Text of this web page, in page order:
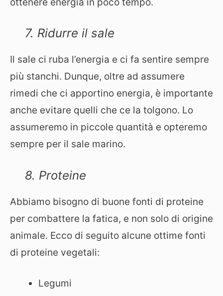
7. Ridurre il sale
Il sale ci ruba l’energia e ci fa sentire sempre
più stanchi. Dunque, oltre ad assumere
rimedi che ci apportino energia, è importante
anche evitare quelli che ce la tolgono. Lo
assumeremo in piccole quantità e opteremo
sempre per il sale marino.
8. Proteine
Abbiamo bisogno di buone fonti di proteine
per combattere la fatica, e non solo di origine
animale. Ecco di seguito alcune ottime fonti
di proteine vegetali:
Legumi